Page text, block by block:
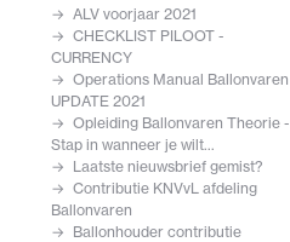
ALV voorjaar 2021
CHECKLIST PILOOT -
CURRENCY
Operations Manual Ballonvaren
UPDATE 2021
Opleiding Ballonvaren Theorie -
Stap in wanneer je wilt...
Laatste nieuwsbrief gemist?
Contributie KNVvL afdeling
Ballonvaren
Ballonhouder contributie